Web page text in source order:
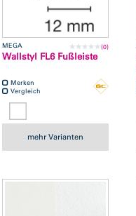
MEGA (0)
Wallstyl FL6 Fußleiste
Merken
Vergleich
mehr Varianten